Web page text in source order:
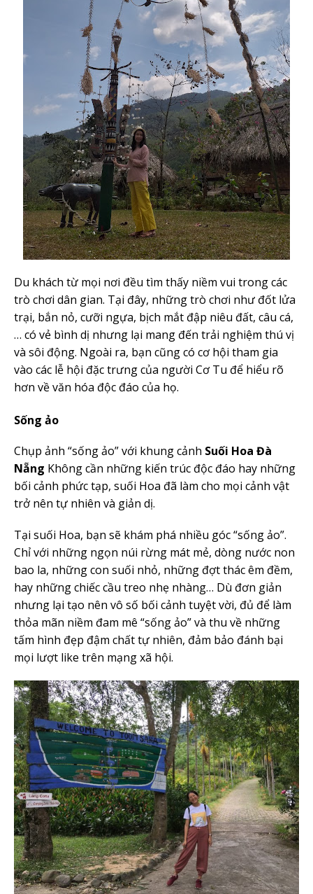
Du khách từ mọi nơi đều tìm thấy niềm vui trong các
trò chơi dân gian. Tại đây, những trò chơi như đốt lửa
trại, bắn nỏ, cưỡi ngựa, bịch mắt đập niêu đất, câu cá,
… có vẻ bình dị nhưng lại mang đến trải nghiệm thú vị
và sôi động. Ngoài ra, bạn cũng có cơ hội tham gia
vào các lễ hội đặc trưng của người Cơ Tu để hiểu rõ
hơn về văn hóa độc đáo của họ.
Sống ảo
Chụp ảnh “sống ảo” với khung cảnh Suối Hoa Đà
Nẵng Không cần những kiến trúc độc đáo hay những
bối cảnh phức tạp, suối Hoa đã làm cho mọi cảnh vật
trở nên tự nhiên và giản dị.
Tại suối Hoa, bạn sẽ khám phá nhiều góc “sống ảo”.
Chỉ với những ngọn núi rừng mát mẻ, dòng nước non
bao la, những con suối nhỏ, những đợt thác êm đềm,
hay những chiếc cầu treo nhẹ nhàng… Dù đơn giản
nhưng lại tạo nên vô số bối cảnh tuyệt vời, đủ để làm
thỏa mãn niềm đam mê “sống ảo” và thu về những
tấm hình đẹp đậm chất tự nhiên, đảm bảo đánh bại
mọi lượt like trên mạng xã hội.